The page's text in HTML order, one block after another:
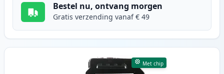
Bestel nu, ontvang morgen
Gratis verzending vanaf € 49
Met chip